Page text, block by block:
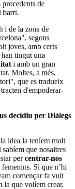
de
barri.
i de la zona de
segons
joves, amb certs
tingut una
i amb un gran
Moltes, a més,
que es tradueix
tracten d'empoderar-
decidiu per Diàlegs
idea la teníem molt
que nosaltres
percentrar-nos
Sí que n’hi
començar fa vuit
la que volíem crear.